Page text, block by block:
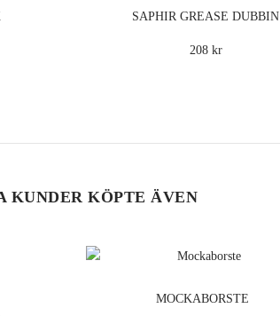
SAPHIR GREASE DUBBIN
208 kr
KUNDER KÖPTE ÄVEN
MOCKABORSTE